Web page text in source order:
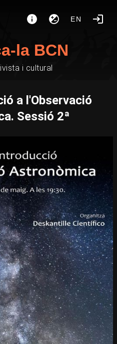
EN
la BCN
i cultural
a l'Observació
Sessió 2ª